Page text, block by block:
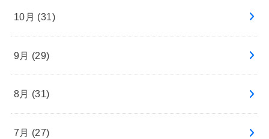
10月 (31)
9月 (29)
8月 (31)
7月 (27)